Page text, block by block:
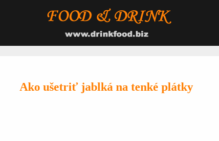
Ako ušetriť jablká na tenké plátky